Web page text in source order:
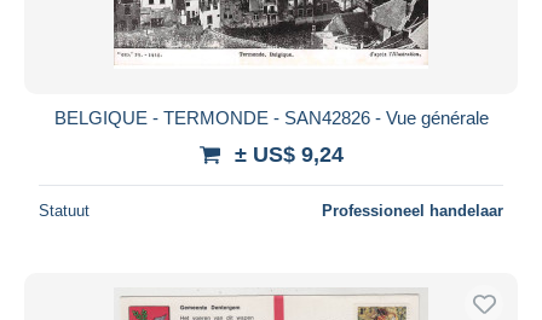
BELGIQUE - TERMONDE - SAN42826 - Vue générale
± US$ 9,24
Statuut Professioneel handelaar